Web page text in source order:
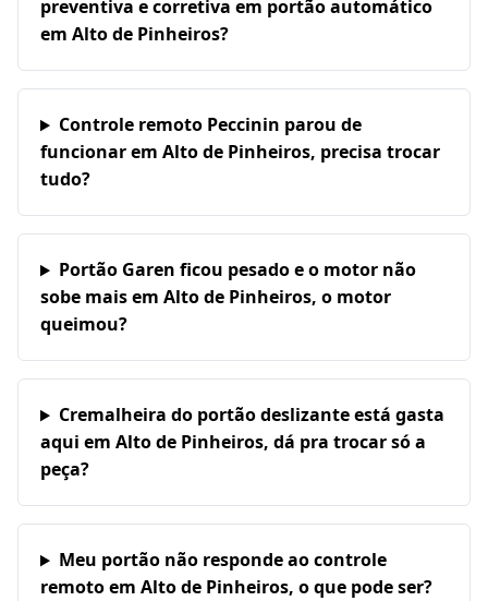
preventiva e corretiva em portão automático
em Alto de Pinheiros?
Controle remoto Peccinin parou de
funcionar em Alto de Pinheiros, precisa trocar
tudo?
Portão Garen ficou pesado e o motor não
sobe mais em Alto de Pinheiros, o motor
queimou?
Cremalheira do portão deslizante está gasta
aqui em Alto de Pinheiros, dá pra trocar só a
peça?
Meu portão não responde ao controle
remoto em Alto de Pinheiros, o que pode ser?